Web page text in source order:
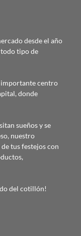
desde el año
tipo de
importante centro
donde
sueños y se
nuestro
tus festejos con
del cotillón!